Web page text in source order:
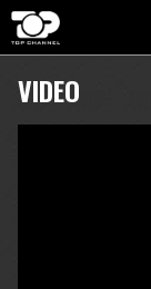
VIDEO